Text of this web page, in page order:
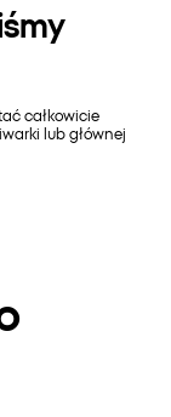
całkowicie
lub głównej